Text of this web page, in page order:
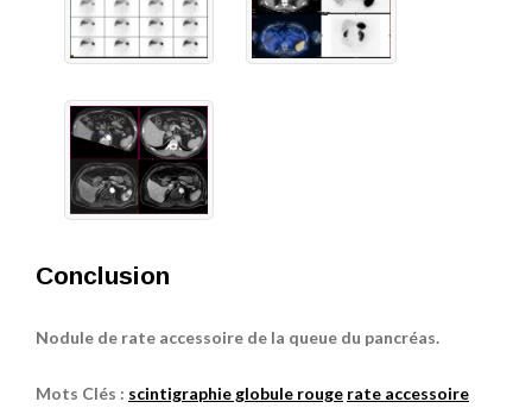
Conclusion
Nodule de rate accessoire de la queue du pancréas.
Mots Clés : scintigraphie globule rouge rate accessoire